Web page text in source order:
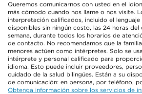
Queremos comunicarnos con usted en el
más cómodo cuando nos llame o nos visite.
interpretación calificados, incluido el lenguaje
disponibles sin ningún costo, las 24 horas del
semana, durante todos los horarios de
de contacto. No recomendamos que la
menores actúen como intérpretes. Solo se
intérprete y personal calificado para
idioma. Esto puede incluir proveedores,
cuidado de la salud bilingües. Están a su
de comunicación: en persona, por teléfono,
Obtenga información sobre los servicios de